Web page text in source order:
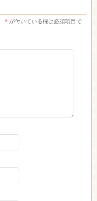
* が付いている欄は必須項目で